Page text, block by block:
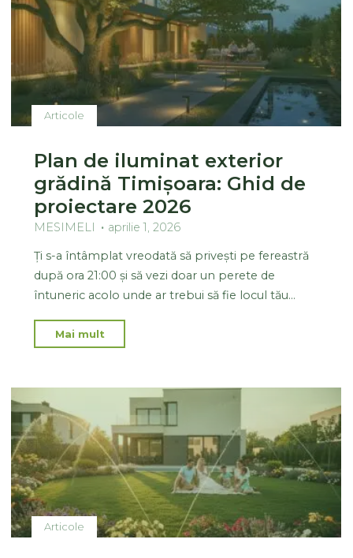
Articole
Plan de iluminat exterior
grădină Timișoara: Ghid de
proiectare 2026
MESIMELI
aprilie 1, 2026
Ți s-a întâmplat vreodată să privești pe fereastră
după ora 21:00 și să vezi doar un perete de
întuneric acolo unde ar trebui să fie locul tău…
Mai mult
Articole